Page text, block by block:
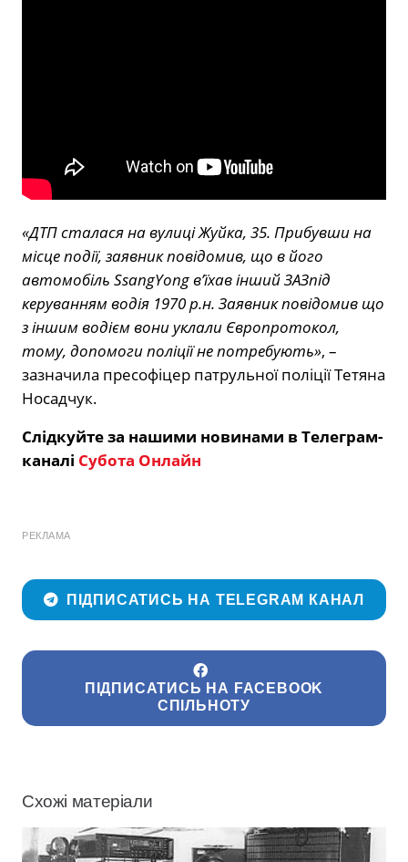
«ДТП сталася на вулиці Жуйка, 35. Прибувши на
місце події, заявник повідомив, що в його
автомобіль SsangYong в’їхав інший ЗАЗпід
керуванням водія 1970 р.н. Заявник повідомив що
з іншим водієм вони уклали Європротокол,
тому, допомоги поліції не потребують», –
зазначила пресофіцер патрульної поліції Тетяна
Носадчук.
Слідкуйте за нашими новинами в Телеграм-
каналі Субота Онлайн
РЕКЛАМА
ПІДПИСАТИСЬ НА TELEGRAM КАНАЛ
ПІДПИСАТИСЬ НА FACEBOOK
СПІЛЬНОТУ
Схожі матеріали